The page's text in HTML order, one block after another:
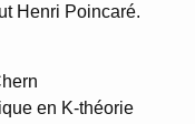
Henri Poincaré.
en K-théorie